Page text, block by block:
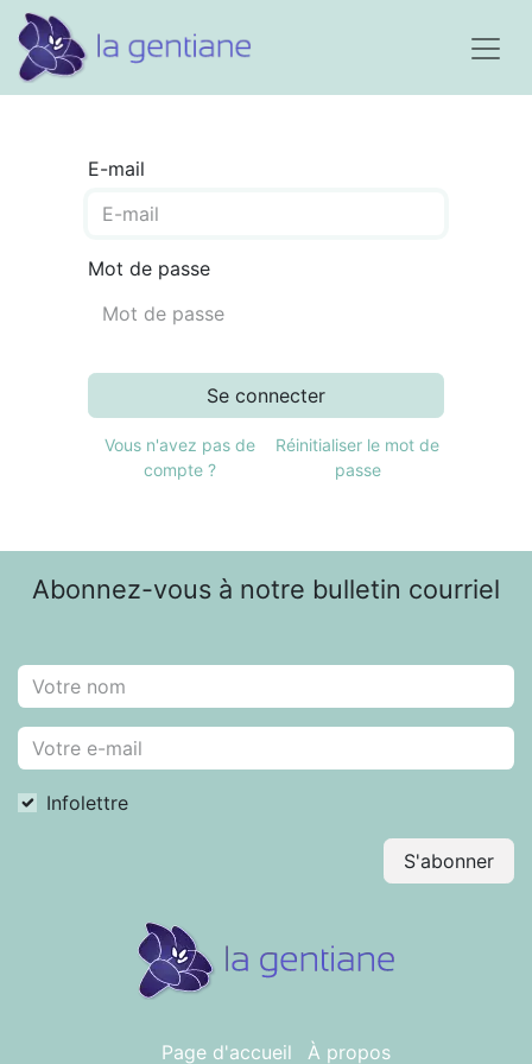
E-mail
Mot de passe
Se connecter
Vous n'avez pas de
compte ?
Réinitialiser le mot de
passe
Abonnez-vous à notre bulletin courriel
Infolettre
S'abonner
Page d'accueil À propos